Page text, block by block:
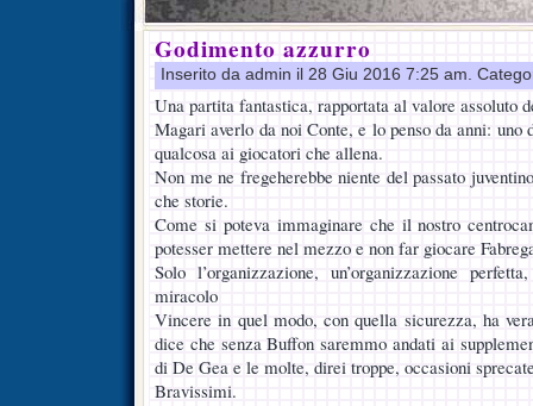
Godimento azzurro
Inserito da admin il 28 Giu 2016 7:25 am.
Una partita fantastica, rapportata al valore assoluto
Magari averlo da noi Conte, e lo penso da anni: uno
qualcosa ai giocatori che allena.
Non me ne fregeherebbe niente del passato
che storie.
Come si poteva immaginare che il nostro
potesser mettere nel mezzo e non far giocare
Solo l’organizzazione, un’organizzazione
miracolo
Vincere in quel modo, con quella sicurezza, ha
dice che senza Buffon saremmo andati ai
di De Gea e le molte, direi troppe, occasioni
Bravissimi.